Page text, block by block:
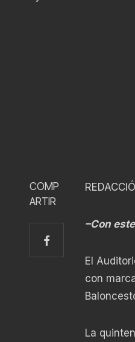
COMP
ARTIR
–Con
El
con
La